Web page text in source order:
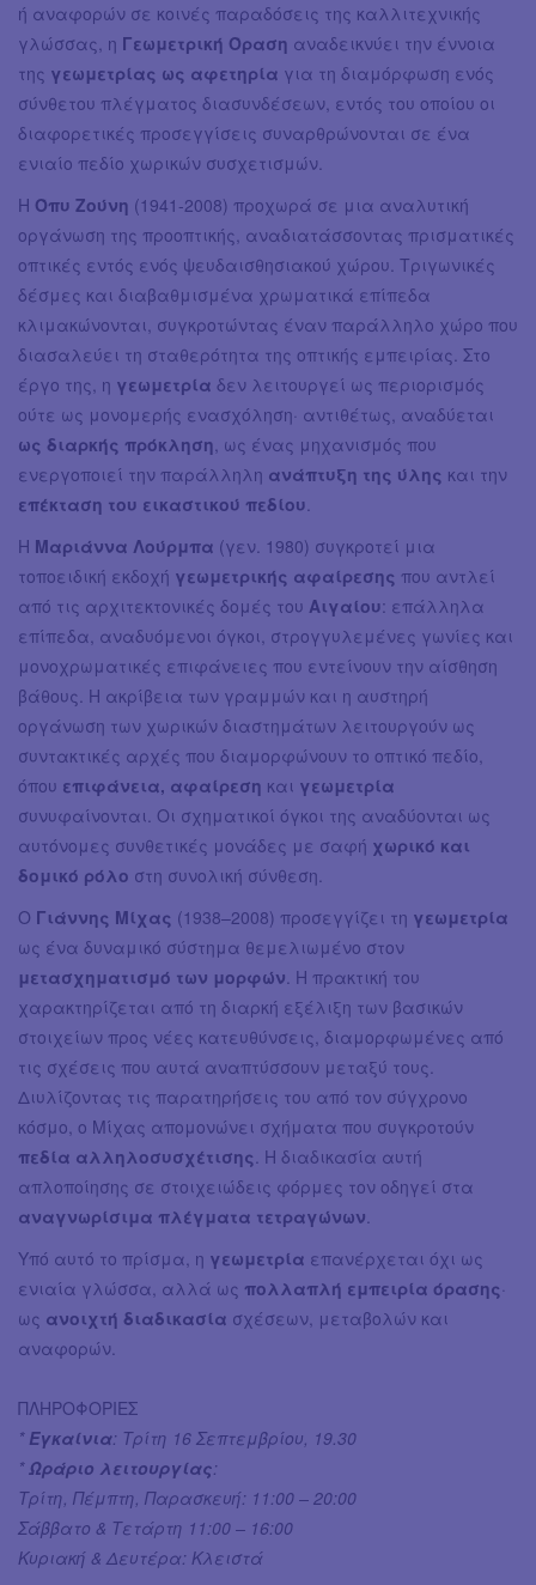
ή αναφορών σε κοινές παραδόσεις της καλλιτεχνικής
γλώσσας, η Γεωμετρική Όραση αναδεικνύει την έννοια
της γεωμετρίας ως αφετηρία για τη διαμόρφωση ενός
σύνθετου πλέγματος διασυνδέσεων, εντός του οποίου οι
διαφορετικές προσεγγίσεις συναρθρώνονται σε ένα
ενιαίο πεδίο χωρικών συσχετισμών.
Η Όπυ Ζούνη (1941-2008) προχωρά σε μια αναλυτική
οργάνωση της προοπτικής, αναδιατάσσοντας πρισματικές
οπτικές εντός ενός ψευδαισθησιακού χώρου. Τριγωνικές
δέσμες και διαβαθμισμένα χρωματικά επίπεδα
κλιμακώνονται, συγκροτώντας έναν παράλληλο χώρο που
διασαλεύει τη σταθερότητα της οπτικής εμπειρίας. Στο
έργο της, η γεωμετρία δεν λειτουργεί ως περιορισμός
ούτε ως μονομερής ενασχόληση· αντιθέτως, αναδύεται
ως διαρκής πρόκληση, ως ένας μηχανισμός που
ενεργοποιεί την παράλληλη ανάπτυξη της ύλης και την
επέκταση του εικαστικού πεδίου.
Η Μαριάννα Λούρμπα (γεν. 1980) συγκροτεί μια
τοποειδική εκδοχή γεωμετρικής αφαίρεσης που αντλεί
από τις αρχιτεκτονικές δομές του Αιγαίου: επάλληλα
επίπεδα, αναδυόμενοι όγκοι, στρογγυλεμένες γωνίες και
μονοχρωματικές επιφάνειες που εντείνουν την αίσθηση
βάθους. Η ακρίβεια των γραμμών και η αυστηρή
οργάνωση των χωρικών διαστημάτων λειτουργούν ως
συντακτικές αρχές που διαμορφώνουν το οπτικό πεδίο,
όπου επιφάνεια, αφαίρεση και γεωμετρία
συνυφαίνονται. Οι σχηματικοί όγκοι της αναδύονται ως
αυτόνομες συνθετικές μονάδες με σαφή χωρικό και
δομικό ρόλο στη συνολική σύνθεση.
Ο Γιάννης Μίχας (1938–2008) προσεγγίζει τη γεωμετρία
ως ένα δυναμικό σύστημα θεμελιωμένο στον
μετασχηματισμό των μορφών. Η πρακτική του
χαρακτηρίζεται από τη διαρκή εξέλιξη των βασικών
στοιχείων προς νέες κατευθύνσεις, διαμορφωμένες από
τις σχέσεις που αυτά αναπτύσσουν μεταξύ τους.
Διυλίζοντας τις παρατηρήσεις του από τον σύγχρονο
κόσμο, ο Μίχας απομονώνει σχήματα που συγκροτούν
πεδία αλληλοσυσχέτισης. Η διαδικασία αυτή
απλοποίησης σε στοιχειώδεις φόρμες τον οδηγεί στα
αναγνωρίσιμα πλέγματα τετραγώνων.
Υπό αυτό το πρίσμα, η γεωμετρία επανέρχεται όχι ως
ενιαία γλώσσα, αλλά ως πολλαπλή εμπειρία όρασης·
ως ανοιχτή διαδικασία σχέσεων, μεταβολών και
αναφορών.
ΠΛΗΡΟΦΟΡΙΕΣ
* Εγκαίνια: Τρίτη 16 Σεπτεμβρίου, 19.30
*Ωράριο λειτουργίας:
Τρίτη, Πέμπτη, Παρασκευή: 11:00 – 20:00
Σάββατο & Τετάρτη 11:00 – 16:00
Κυριακή & Δευτέρα: Κλειστά